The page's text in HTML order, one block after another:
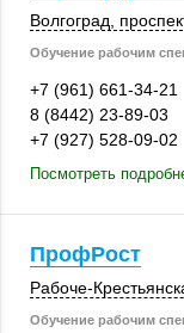
Волгоград ,
Обучение рабочим
+7 (961) 661-34-21
8 (8442) 23-89-03
+7 (927) 528-09-02
Посмотреть
ПрофРост
Рабоче-
Обучение рабочим